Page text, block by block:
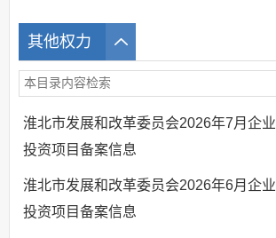
其他权力
淮北市发展和改革委员会2026年7月企业
投资项目备案信息
淮北市发展和改革委员会2026年6月企业
投资项目备案信息